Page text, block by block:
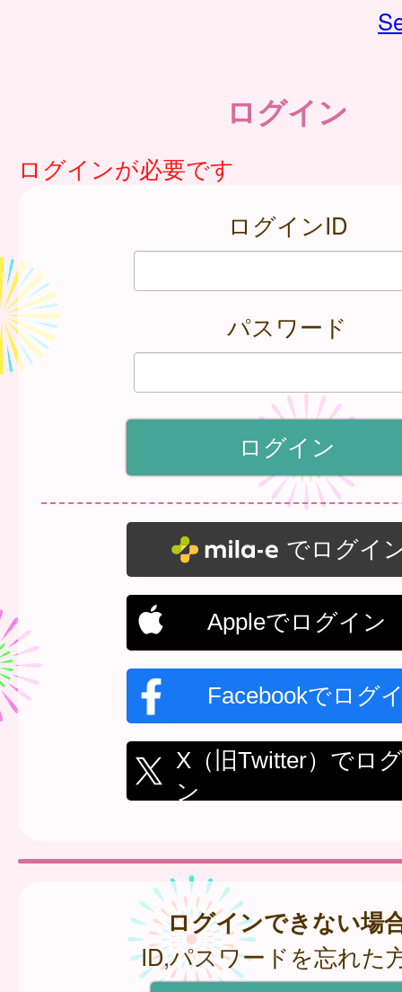
ログイン
ログインが必要です
ログインID
パスワード
でログイ
Appleでログイン
Facebookでログ
X（旧Twitter）でロ
ン
ログインできない場
ID,パスワードを忘れた